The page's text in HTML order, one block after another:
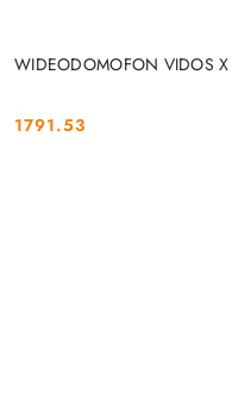
WIDEODOMOFON VIDOS X
Cena:
1791.53